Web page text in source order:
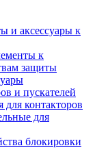
и аксессуары к
к
защиты
и пускателей
контакторов
для
блокировки